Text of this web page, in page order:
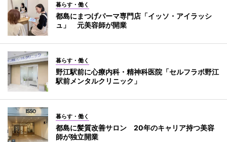
暮らす・働く
都島にまつげパーマ専門店「イッソ・アイラッシ
ュ」 元美容師が開業
暮らす・働く
野江駅前に心療内科・精神科医院「セルフラボ野江
駅前メンタルクリニック」
暮らす・働く
都島に髪質改善サロン 20年のキャリア持つ美容
師が独立開業